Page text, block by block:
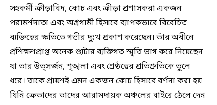
সহকর্মী ক্রীড়াবিদ, কোচ এবং ক্রীড়া প্রশাসকরা একজন
পরামর্শদাতা এবং অগ্রগামী হিসাবে ব্যাপকভাবে বিবেচিত
ব্যক্তিত্বের ক্ষতিতে গভীর দুঃখ প্রকাশ করেছেন। তাঁর অধীনে
প্রশিক্ষণপ্রাপ্ত অনেক শ্যুটার ব্যক্তিগত স্মৃতি ভাগ করে নিয়েছেন
যা তার উত্সর্জন, শৃঙ্খলা এবং শ্রেষ্ঠত্বের প্রতিশ্রুতিকে তুলে
ধরে। তাকে প্রায়শই এমন একজন কোচ হিসাবে বর্ণনা করা হয়
যিনি ক্রেতাদের তাদের আরামদায়ক অঞ্চলের বাইরে ঠেলে দেন